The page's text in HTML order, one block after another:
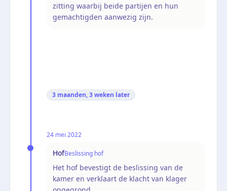
zitting waarbij beide partijen en hun
gemachtigden aanwezig zijn.
3 maanden, 3 weken later
24 mei 2022
HofBeslissing hof
Het hof bevestigt de beslissing van de
kamer en verklaart de klacht van klager